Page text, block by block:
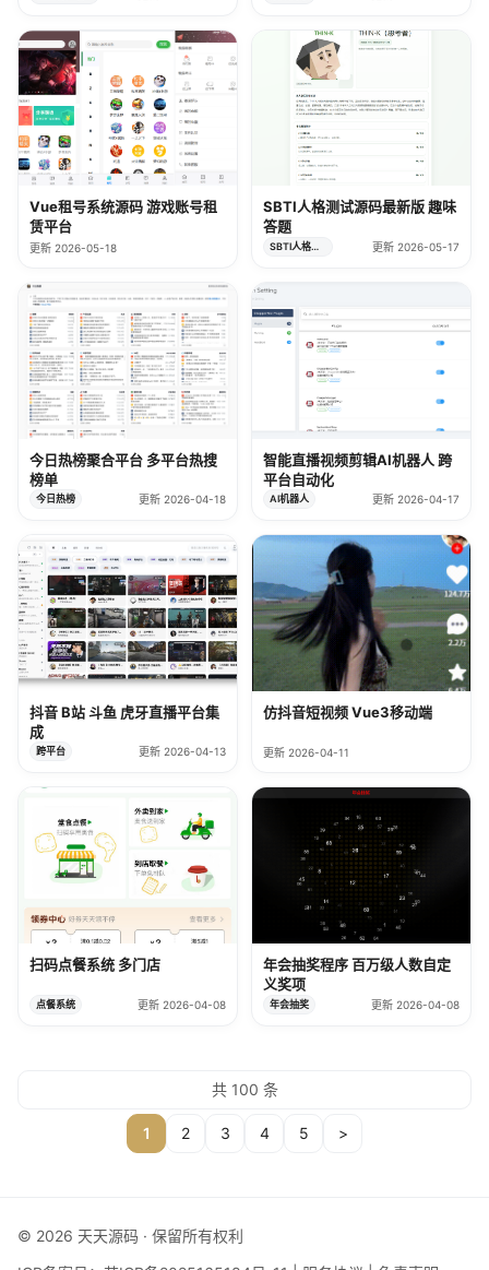
Vue租号系统源码 游戏账号租
赁平台
更新 2026-05-18
SBTI人格测试源码最新版 趣味
答题
SBTI人格测试 更新 2026-05-17
今日热榜聚合平台 多平台热搜
榜单
今日热榜 更新 2026-04-18
智能直播视频剪辑AI机器人 跨
平台自动化
AI机器人 更新 2026-04-17
抖音 B站 斗鱼 虎牙直播平台集
成
跨平台 更新 2026-04-13
仿抖音短视频 Vue3移动端
更新 2026-04-11
扫码点餐系统 多门店
点餐系统 更新 2026-04-08
年会抽奖程序 百万级人数自定
义奖项
年会抽奖 更新 2026-04-08
共 100 条
1 2 3 4 5 >
© 2026 天天源码 · 保留所有权利